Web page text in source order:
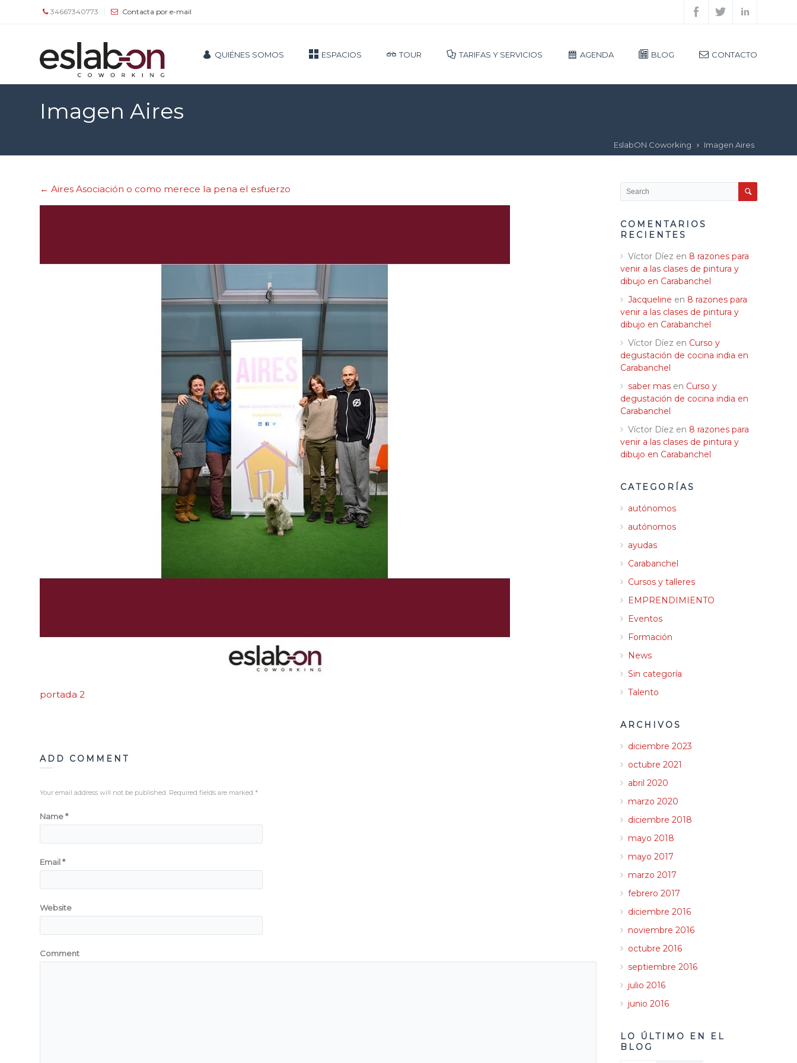
34667340773 Contacta por e-mail
QUIÉNES SOMOS ESPACIOS TOUR TARIFAS Y SERVICIOS AGENDA BLOG CONTACTO
Imagen Aires
EslabON Coworking Imagen Aires
← Aires Asociación o como merece la pena el esfuerzo
portada 2
ADD COMMENT
Your email address will not be published. Required fields are marked *
Name*
Email*
Website
Comment
COMENTARIOS
RECIENTES
Víctor Díez en 8 razones para
venir a las clases de pintura y
dibujo en Carabanchel
Jacqueline en 8 razones para
venir a las clases de pintura y
dibujo en Carabanchel
Víctor Díez en Curso y
degustación de cocina india en
Carabanchel
saber mas en Curso y
degustación de cocina india en
Carabanchel
Víctor Díez en 8 razones para
venir a las clases de pintura y
dibujo en Carabanchel
CATEGORÍAS
autónomos
autónomos
ayudas
Carabanchel
Cursos y talleres
EMPRENDIMIENTO
Eventos
Formación
News
Sin categoría
Talento
ARCHIVOS
diciembre 2023
octubre 2021
abril 2020
marzo 2020
diciembre 2018
mayo 2018
mayo 2017
marzo 2017
febrero 2017
diciembre 2016
noviembre 2016
octubre 2016
septiembre 2016
julio 2016
junio 2016
LO ÚLTIMO EN EL
BLOG